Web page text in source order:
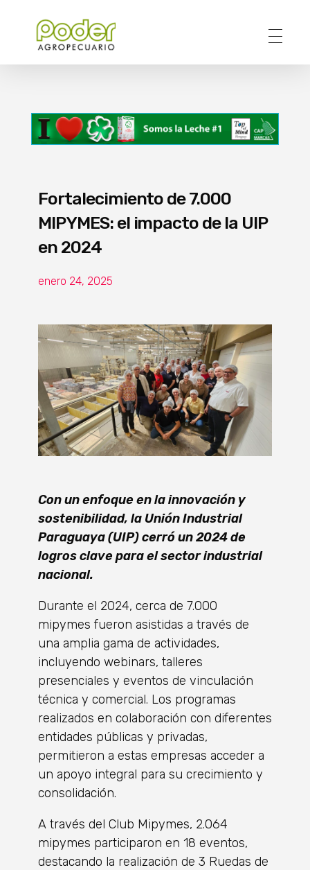
Fortalecimiento de 7.000
MIPYMES: el impacto de la UIP
en 2024
enero 24, 2025
Con un enfoque en la innovación y
sostenibilidad, la Unión Industrial
Paraguaya (UIP) cerró un 2024 de
logros clave para el sector industrial
nacional.
Durante el 2024, cerca de 7.000
mipymes fueron asistidas a través de
una amplia gama de actividades,
incluyendo webinars, talleres
presenciales y eventos de vinculación
técnica y comercial. Los programas
realizados en colaboración con diferentes
entidades públicas y privadas,
permitieron a estas empresas acceder a
un apoyo integral para su crecimiento y
consolidación.
A través del Club Mipymes, 2.064
mipymes participaron en 18 eventos,
destacando la realización de 3 Ruedas de